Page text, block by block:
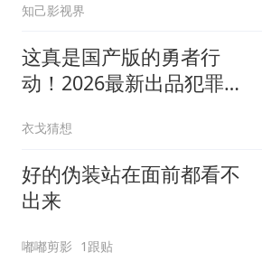
知己影视界
这真是国产版的勇者行
动！2026最新出品犯罪枪
衣戈猜想
好的伪装站在面前都看不
出来
嘟嘟剪影 1跟贴